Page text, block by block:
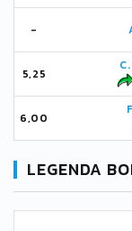
-
5,25
6,00
LEGENDA